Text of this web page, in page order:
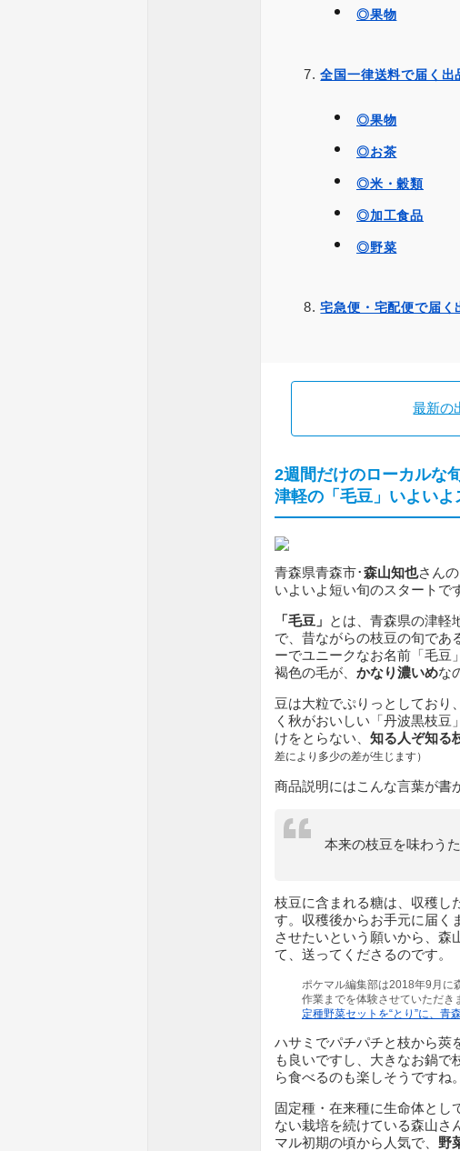
◎果物
全国一律送料で届く出
◎果物
◎お茶
◎米・穀類
◎加工食品
◎野菜
宅急便・宅配便で届く
最新の
2週間だけのローカルな
津軽の「毛豆」いよいよ
青森県青森市･森山知也さんの
いよいよ短い旬のスタートで
「毛豆」 とは、青森県の津軽
で、昔ながらの枝豆の旬であ
ーでユニークなお名前「毛豆
褐色の毛が、 かなり濃いめな
豆は大粒でぷりっとしており
く秋がおいしい「丹波黒枝豆
けをとらない、 知る人ぞ知る
差により多少の差が生じます）
商品説明にはこんな言葉が書
本来の枝豆を味わう
枝豆に含まれる糖は、収穫し
す。収穫後からお手元に届く
させたいという願いから、森
て、送ってくださるのです。
ポケマル編集部は2018年9月に
作業までを体験させていただき
定種野菜セットを“とり”に、青
ハサミでパチパチと枝から莢
も良いですし、大きなお鍋で
ら食べるのも楽しそうですね。
固定種・在来種に生命体とし
ない栽培を続けている森山さ
マル初期の頃から人気で、 野